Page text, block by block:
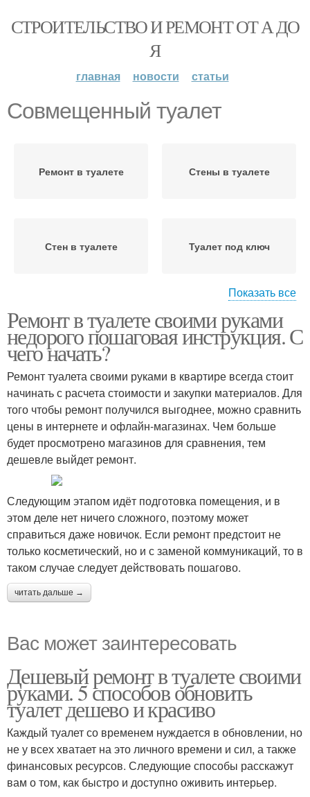
СТРОИТЕЛЬСТВО И РЕМОНТ ОТ А ДО
Я
главная новости статьи
Совмещенный туалет
Ремонт в туалете Стены в туалете
Стен в туалете Туалет под ключ
Туалеты под ключ Туалет в квартире
Показать все
Ремонт в туалете своими руками
недорого пошаговая инструкция. С
чего начать?
Ремонт туалета своими руками в квартире всегда стоит
начинать с расчета стоимости и закупки материалов. Для
того чтобы ремонт получился выгоднее, можно сравнить
цены в интернете и офлайн-магазинах. Чем больше
будет просмотрено магазинов для сравнения, тем
дешевле выйдет ремонт.
Следующим этапом идёт подготовка помещения, и в
этом деле нет ничего сложного, поэтому может
справиться даже новичок. Если ремонт предстоит не
только косметический, но и с заменой коммуникаций, то в
таком случае следует действовать пошагово.
читать дальше →
Вас может заинтересовать
Дешевый ремонт в туалете своими
руками. 5 способов обновить
туалет дешево и красиво
Каждый туалет со временем нуждается в обновлении, но
не у всех хватает на это личного времени и сил, а также
финансовых ресурсов. Следующие способы расскажут
вам о том, как быстро и доступно оживить интерьер.